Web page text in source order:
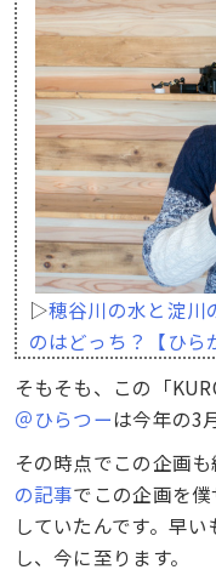
▷穂谷川の水と淀川
のはどっち？【ひら
そもそも、この「
＠ひらつーは今年の3
その時点でこの企画
の記事でこの企画を
していたんです。早
し、今に至ります。